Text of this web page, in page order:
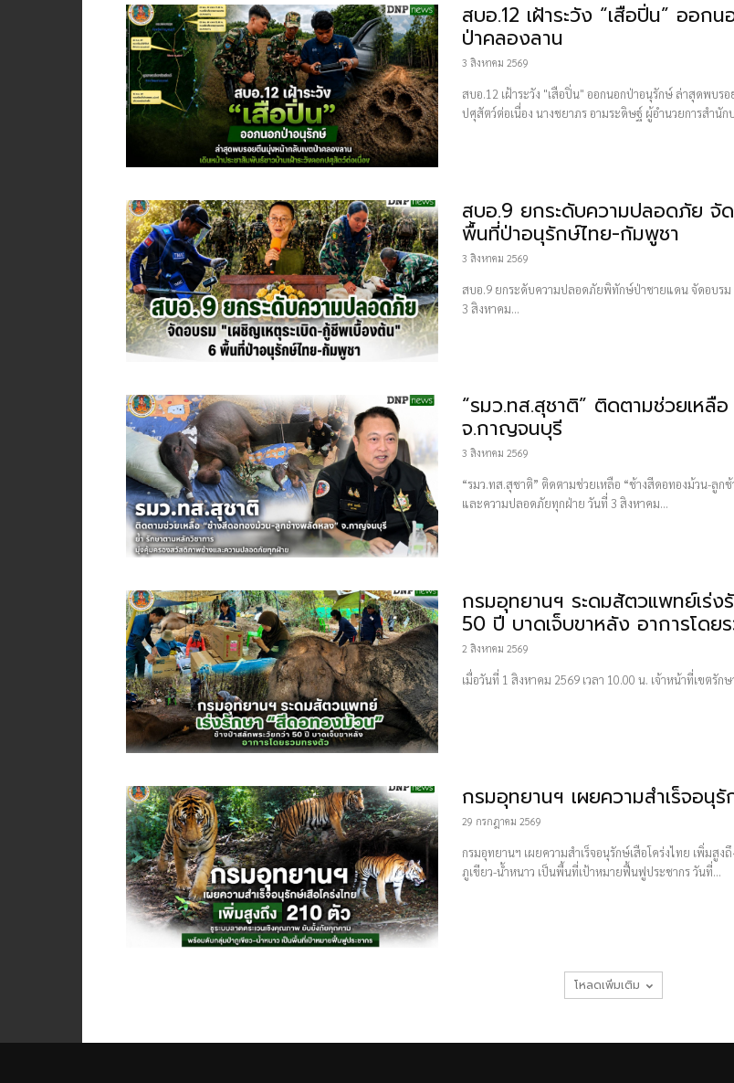
สบอ.12 เฝ้าระวัง “เสือปิ่น” ออ
ป่าคลองลาน
3 สิงหาคม 2569
สบอ.12 เฝ้าระวัง "เสือปิ่น" ออกนอกป่าอนุรักษ์ ล่าสุดพบ
ปศุสัตว์ต่อเนื่อง นางชยาภร อามระดิษฐ์ ผู้อำนวยกา
สบอ.9 ยกระดับความปลอดภัย จั
พื้นที่ป่าอนุรักษ์ไทย-กัมพูชา
3 สิงหาคม 2569
สบอ.9 ยกระดับความปลอดภัยพิทักษ์ป่าชายแดน จัดอบรม "
3 สิงหาคม...
“รมว.ทส.สุชาติ” ติดตามช่วยเห
จ.กาญจนบุรี
3 สิงหาคม 2569
“รมว.ทส.สุชาติ” ติดตามช่วยเหลือ “ช้างสีดอทองม้วน-ลู
และความปลอดภัยทุกฝ่าย วันที่ 3 สิงหาคม...
กรมอุทยานฯ ระดมสัตวแพทย์เร่
50 ปี บาดเจ็บขาหลัง อาการโดย
2 สิงหาคม 2569
เมื่อวันที่ 1 สิงหาคม 2569 เวลา 10.00 น. เจ้าหน้าที่เขต
กรมอุทยานฯ เผยความสำเร็จอนุ
29 กรกฎาคม 2569
กรมอุทยานฯ เผยความสำเร็จอนุรักษ์เสือโคร่งไทย เพิ่ม
ภูเขียว-น้ำหนาว เป็นพื้นที่เป้าหมายฟื้นฟูประชากร วันที่...
โหลดเพิ่มเติม